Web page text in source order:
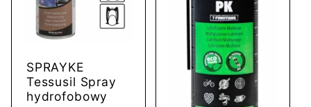
SPRAYKE
Tessusil Spray
hydrofobowy